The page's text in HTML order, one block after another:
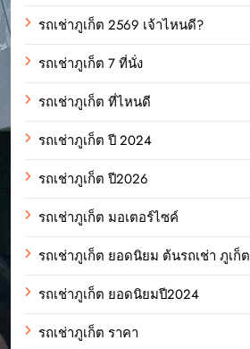
รถเช่าภูเก็ต 2569 เจ้าไหนดี?
รถเช่าภูเก็ต 7 ที่นั่ง
รถเช่าภูเก็ต ที่ไหนดี
รถเช่าภูเก็ต ปี 2024
รถเช่าภูเก็ต ปี2026
รถเช่าภูเก็ต มอเตอร์ไซค์
รถเช่าภูเก็ต ยอดนิยม ต้นรถเช่า ภูเก็ต
รถเช่าภูเก็ต ยอดนิยมปี2024
รถเช่าภูเก็ต ราคา